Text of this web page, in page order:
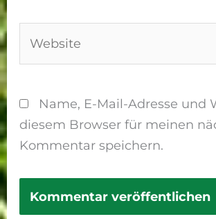
Name, E-Mail-Adresse und
diesem Browser für meinen
Kommentar speichern.